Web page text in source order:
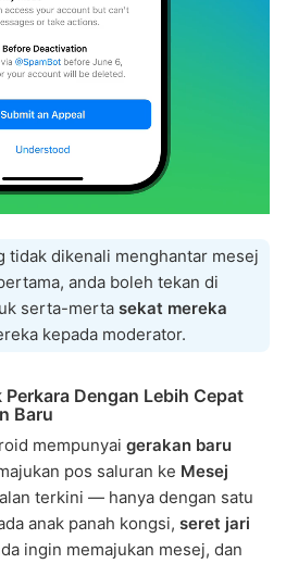
tidak dikenali menghantar mesej
anda boleh tekan di
serta-merta sekat mereka
kepada moderator.
Dengan Lebih Cepat
Baru
mempunyai gerakan baru
pos saluran ke Mesej
terkini — hanya dengan satu
anak panah kongsi, seret jari
ingin memajukan mesej, dan